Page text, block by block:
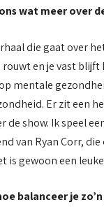
wat meer over
die gaat over
rouwt en je vast
mentale
Er zit een
de show. Ik speel
van Ryan Corr, die
is gewoon een
balanceer je